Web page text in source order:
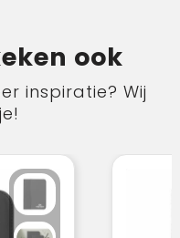
ook
inspiratie? Wij